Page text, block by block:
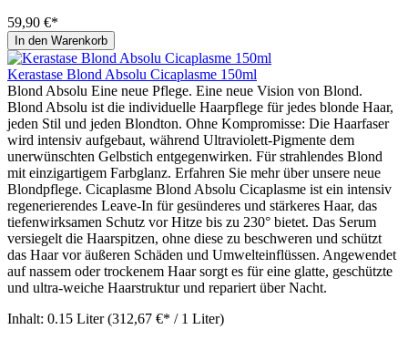
59,90 €*
In den Warenkorb
Kerastase Blond Absolu Cicaplasme 150ml
Blond Absolu Eine neue Pflege. Eine neue Vision von Blond.
Blond Absolu ist die individuelle Haarpflege für jedes blonde Haar,
jeden Stil und jeden Blondton. Ohne Kompromisse: Die Haarfaser
wird intensiv aufgebaut, während Ultraviolett-Pigmente dem
unerwünschten Gelbstich entgegenwirken. Für strahlendes Blond
mit einzigartigem Farbglanz. Erfahren Sie mehr über unsere neue
Blondpflege. Cicaplasme Blond Absolu Cicaplasme ist ein intensiv
regenerierendes Leave-In für gesünderes und stärkeres Haar, das
tiefenwirksamen Schutz vor Hitze bis zu 230° bietet. Das Serum
versiegelt die Haarspitzen, ohne diese zu beschweren und schützt
das Haar vor äußeren Schäden und Umwelteinflüssen. Angewendet
auf nassem oder trockenem Haar sorgt es für eine glatte, geschützte
und ultra-weiche Haarstruktur und repariert über Nacht.
Inhalt: 0.15 Liter(312,67 €* / 1 Liter)